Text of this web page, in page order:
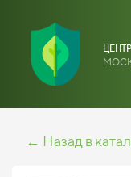
← Назад в